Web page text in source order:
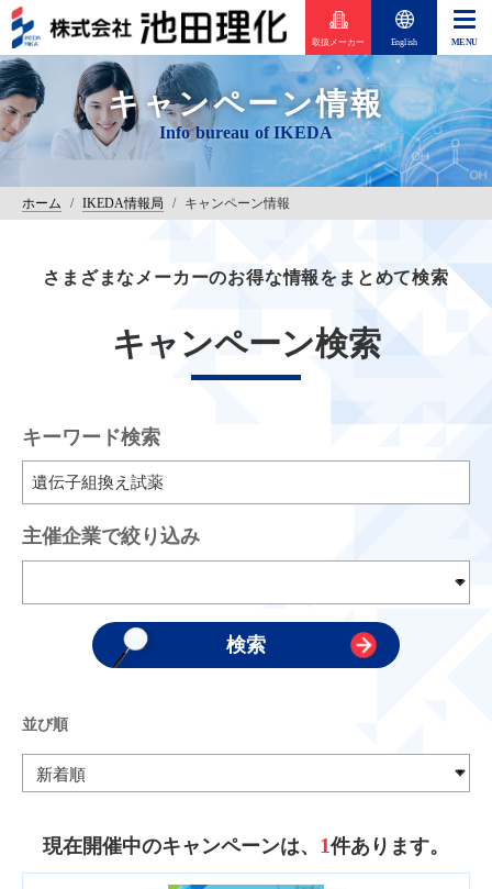
取扱メーカー English
キャンペーン情報
ホーム / IKEDA情報局 / キャンペーン情報
さまざまなメーカーのお得な情報をまとめて検索
キャンペーン検索
キーワード検索
主催企業で絞り込み
並び順
現在開催中のキャンペーンは、 1件あります。